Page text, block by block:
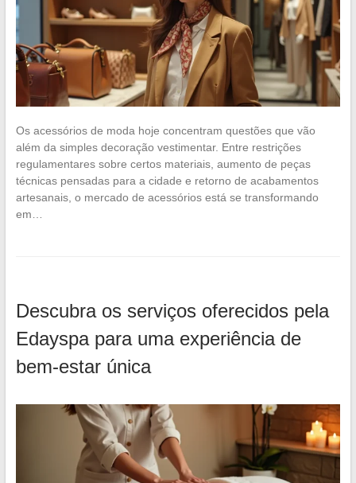
Os acessórios de moda hoje concentram questões que vão
além da simples decoração vestimentar. Entre restrições
regulamentares sobre certos materiais, aumento de peças
técnicas pensadas para a cidade e retorno de acabamentos
artesanais, o mercado de acessórios está se transformando
em…
Descubra os serviços oferecidos pela
Edayspa para uma experiência de
bem-estar única